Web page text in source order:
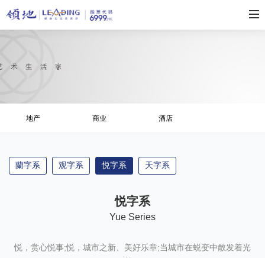
地产 商业 酒店
蘭字系 观字系 悦字系 天字系
悦字系
Yue Series
悦，赏心悦事;悦，城市之新、美好乐章;当城市在蜕变中散发着光